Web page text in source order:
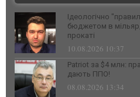
Ідеологічно
бюджетом в
прокаті
10.08.2026 10:37
Patriot за $4 млн:
дають ППО!
08.08.2026 13:34